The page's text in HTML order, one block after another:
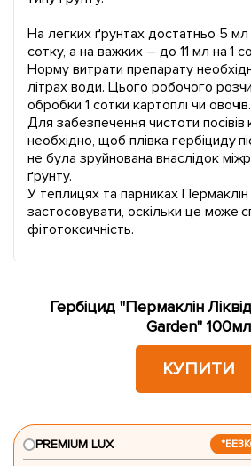
На легких ґрунтах достатньо 5 мл
сотку, а на важких – до 11 мл на 1
Норму витрати препарату
літрах води. Цього робочого
обробки 1 сотки картоплі чи овочів.
Для забезпечення чистоти посівів
необхідно, щоб плівка гербіциду
не була зруйнована внаслідок
ґрунту.
У теплицях та парниках Пермаклін
застосовувати, оскільки це може
фітотоксичність.
Гербіцид "Пермаклін
Garden" 100мл
КУПИТИ
PREMIUM LUX